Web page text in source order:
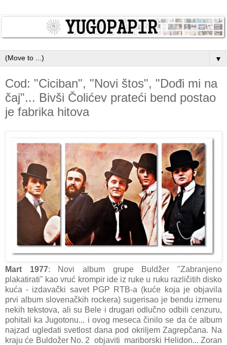
▼
Cod: "Ciciban", "Novi štos", "Dođi mi na
čaj"... Bivši Čolićev prateći bend postao
je fabrika hitova
Mart 1977: Novi album grupe Buldžer "Zabranjeno
plakatirati" kao vruć krompir ide iz ruke u ruku različitih disko
kuća - izdavački savet PGP RTB-a (kuće koja je objavila
prvi album slovenačkih rockera) sugerisao je bendu izmenu
nekih tekstova, ali su Bele i drugari odlučno odbili cenzuru,
pohitali ka Jugotonu... i ovog meseca činilo se da će album
najzad ugledati svetlost dana pod okriljem Zagrepčana. Na
kraju će Buldožer No. 2 objaviti mariborski Helidon... Zoran